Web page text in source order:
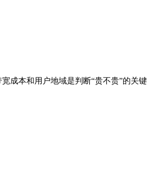
成本和用户地域是判断“贵不贵”的关键